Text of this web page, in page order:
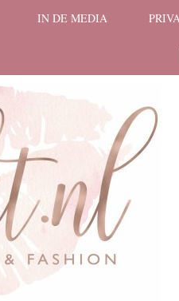
IN DE MEDIA